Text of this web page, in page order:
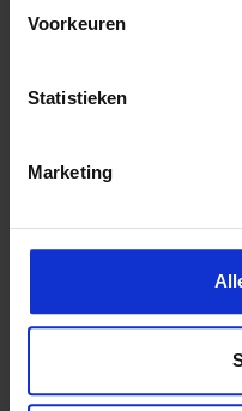
Voorkeuren
Statistieken
Marketing
Representative
Unterm Ohmberg 1